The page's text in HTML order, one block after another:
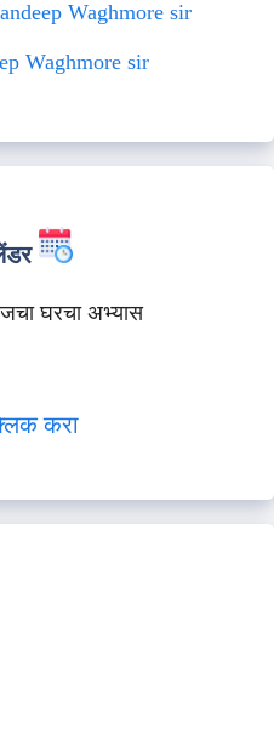
Waghmore sir
Waghmore sir
घरचा अभ्यास
करा